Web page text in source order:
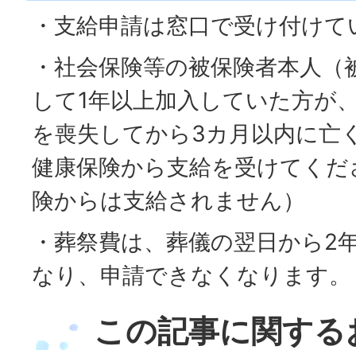
・支給申請は窓口で受け付け
・社会保険等の被保険者本人
して1年以上加入していた方が
を喪失してから3カ月以内に亡
健康保険から支給を受けてく
険からは支給されません）
・葬祭費は、葬儀の翌日から2
なり、申請できなくなります。
この記事に関す